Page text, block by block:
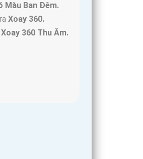
Màu Ban Đêm.
Xoay 360.
Xoay 360 Thu Âm.